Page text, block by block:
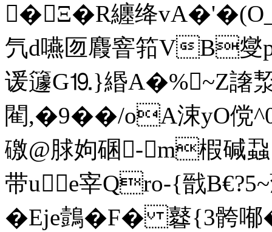
�Ξ�R纏绛
氕d嚥匢麚窨筘VB
谖籧G⒚}緡A�%~Z譇
閵,�9��/oA涑yO傥
礉@脙姁碅-m椵碱
带ue宰Qro-{戩
�Eje鷧�F� 鼛{3骻喐